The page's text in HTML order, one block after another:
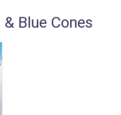
Blue Cones